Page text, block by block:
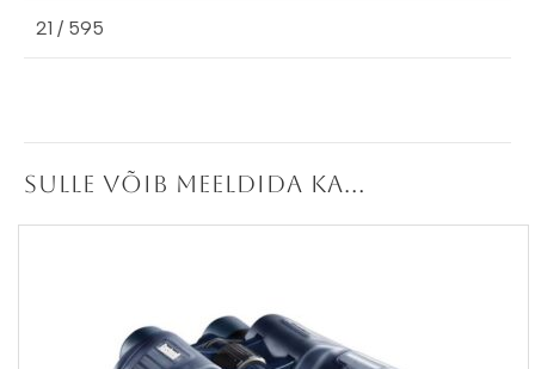
21 / 595
Sulle võib meeldida ka…